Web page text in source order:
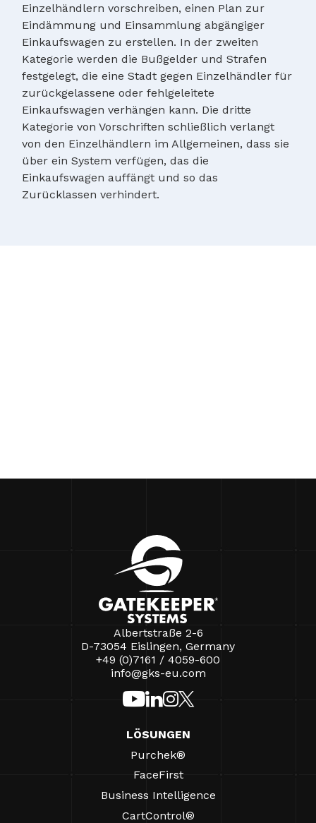
Einzelhändlern vorschreiben, einen Plan zur
Eindämmung und Einsammlung abgängiger
Einkaufswagen zu erstellen. In der zweiten
Kategorie werden die Bußgelder und Strafen
festgelegt, die eine Stadt gegen Einzelhändler für
zurückgelassene oder fehlgeleitete
Einkaufswagen verhängen kann. Die dritte
Kategorie von Vorschriften schließlich verlangt
von den Einzelhändlern im Allgemeinen, dass sie
über ein System verfügen, das die
Einkaufswagen auffängt und so das
Zurücklassen verhindert.
Albertstraße 2-6
D-73054 Eislingen, Germany
+49 (0)7161 / 4059-600
info@gks-eu.com
LÖSUNGEN
Purchek®
FaceFirst
Business Intelligence
CartControl®